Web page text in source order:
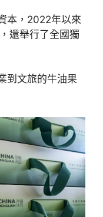
本，2022年以來
還舉行了全國獨
到文旅的牛油果